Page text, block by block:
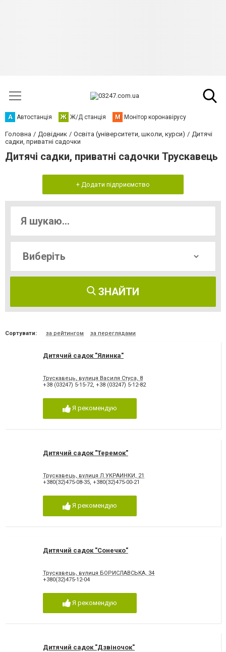
А Автостанція Ж Ж/Д станція М Монітор коронавірусу
Головна Довідник Освіта (університети, школи, курси)
Дитячі
садки, приватні садочки
Дитячі садки, приватні садочки Трускавець
+ Додати підприємство
ЗНАЙТИ
Сортувати: за рейтингом за переглядами
Дитячий садок "Ялинка"
Трускавець, вулиця Василя Стуса, 8
+38 (03247) 5-15-72, +38 (03247) 5-12-82
Я рекомендую
Дитячий садок "Теремок"
Трускавець, вулиця Л.УКРАИНКИ, 21
+380(32)475-08-35, +380(32)475-00-21
Я рекомендую
Дитячий садок "Сонечко"
Трускавець, вулиця БОРИСЛАВСЬКА, 34
+380(32)475-12-04
Я рекомендую
Дитячий садок "Дзвіночок"